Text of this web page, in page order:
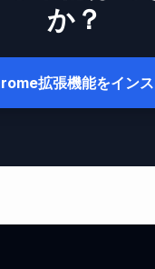
か？
拡張機能をイン